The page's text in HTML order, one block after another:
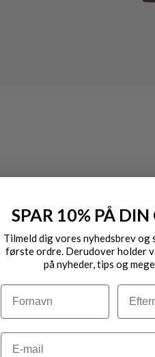
SPAR 10% PÅ DIN
Tilmeld dig vores nyhedsbrev og
første ordre. Derudover holder
på nyheder, tips og
Navn
Email